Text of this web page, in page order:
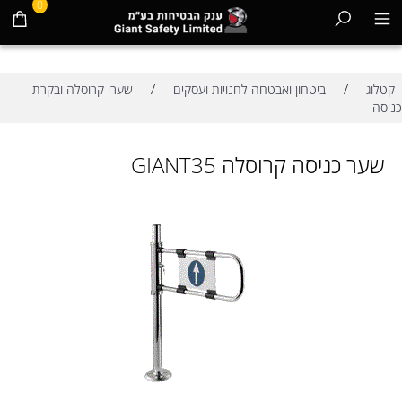
0
קטלוג / ביטחון ואבטחה לחנויות ועסקים /
שערי קרוסלה ובקרת
כניסה
שער כניסה קרוסלה GIANT35